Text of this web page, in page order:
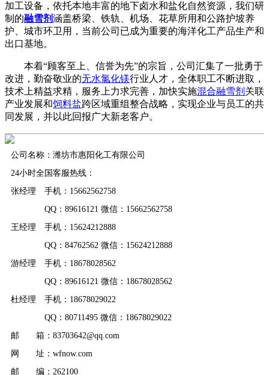
加工设备，依托本地丰富的地下卤水和盐化自然资源，我们研
制的融雪剂涵盖桥梁、铁轨、机场、花草所用和公路护坡养
护、城市环卫用，当前公司已成为重要的海洋化工产品生产和
出口基地。
本着“顾客至上、信誉为先”的宗旨，公司汇集了一批勇于
改进，勤奋敬业的无水氯化镁行业人才，全体职工不断进取，
技术上精益求精，服务上力求完善，加快实施混合融雪剂 关联
产业发展和饲料盐跨区域重组整合战略，实现企业与员工的共
同发展，并以此回报广大新老客户。
公司名称：潍坊市惠阳化工有限公司
24小时全国客服热线：
张经理 手机：15662562758
QQ：89616121 微信：15662562758
王经理 手机：15624212888
QQ：84762562 微信：15624212888
游经理 手机：18678028562
QQ：89616121 微信：18678028562
杜经理 手机：18678029022
QQ：80711495 微信：18678029022
邮 箱：83703642@qq.com
网 址：wfnow.com
邮 编：262100